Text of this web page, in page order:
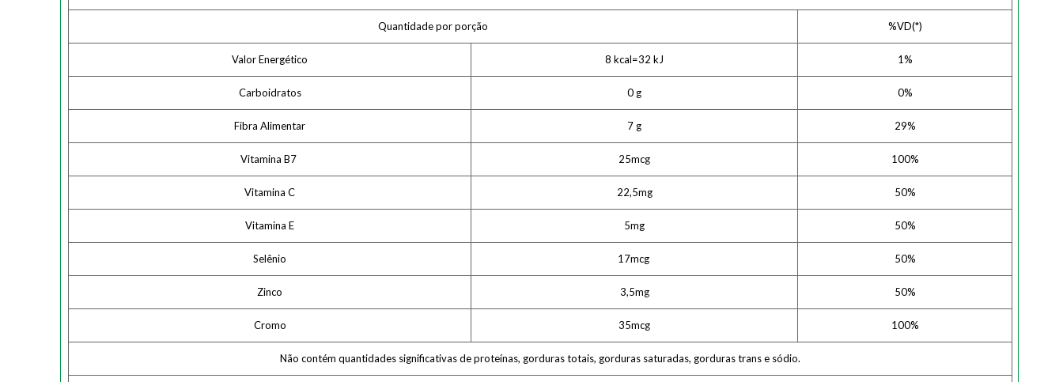
Quantidade por porção %VD(*)
Valor Energético 8 kcal=32 kJ 1%
Carboidratos 0 g 0%
Fibra Alimentar 7 g 29%
Vitamina B7 25mcg 100%
Vitamina C 22,5mg 50%
Vitamina E 5mg 50%
Selênio 17mcg 50%
Zinco 3,5mg 50%
Cromo 35mcg 100%
Não contém quantidades significativas de proteínas, gorduras totais, gorduras saturadas, gorduras trans e sódio.